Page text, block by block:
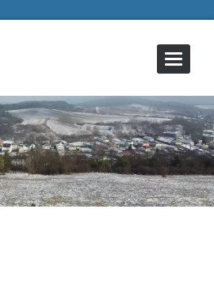
Toggle